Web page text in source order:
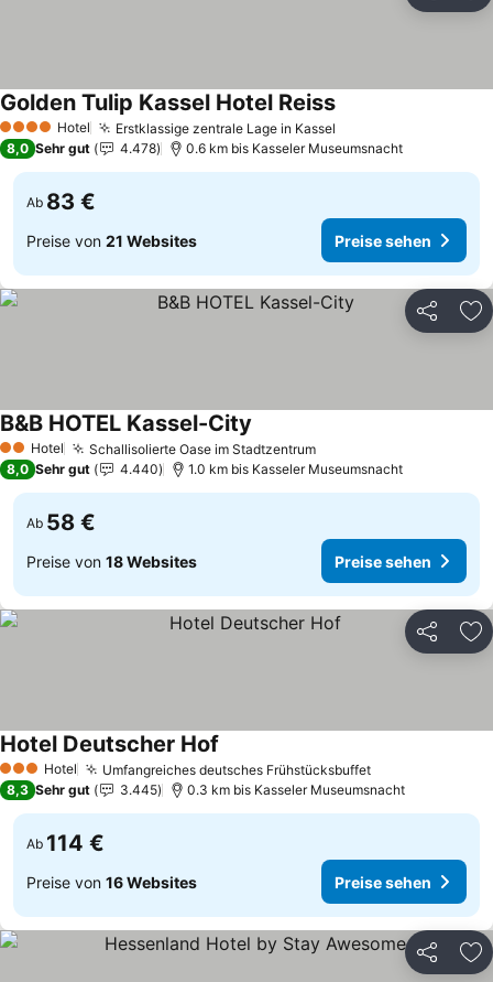
4 Sterne Hotel Erstklassige zentrale Lage in Kassel
Golden Tulip Kassel Hotel Reiss
8,0 Sehr gut 4.478 0.6 km bis Kasseler Museumsnacht
Ab 83 €
Preise von 21 Websites Preise sehen
Teilen
2 Sterne
Hotel Schallisolierte Oase im Stadtzentrum
B&B HOTEL Kassel-City
8,0 Sehr gut 4.440 1.0 km bis Kasseler Museumsnacht
Ab 58 €
Preise von 18 Websites Preise sehen
Teilen
3 SterneHotel Umfangreiches deutsches Frühstücksbuffet
Hotel Deutscher Hof
8,3 Sehr gut 3.445 0.3 km bis Kasseler Museumsnacht
Ab 114 €
Preise von 16 Websites Preise sehen
Teilen